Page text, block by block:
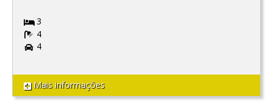
3
4
4
Mais informações